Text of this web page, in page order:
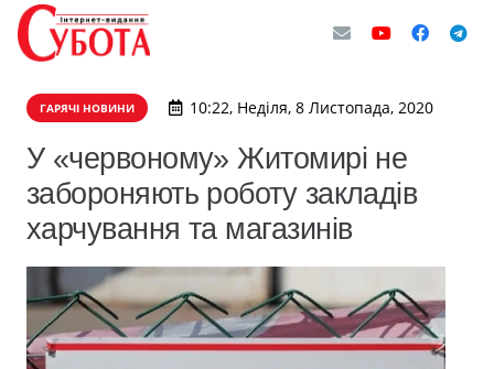
ГАРЯЧІ НОВИНИ 10:22, Неділя, 8 Листопада, 2020
​У «червоному» Житомирі не
забороняють роботу закладів
харчування та магазинів